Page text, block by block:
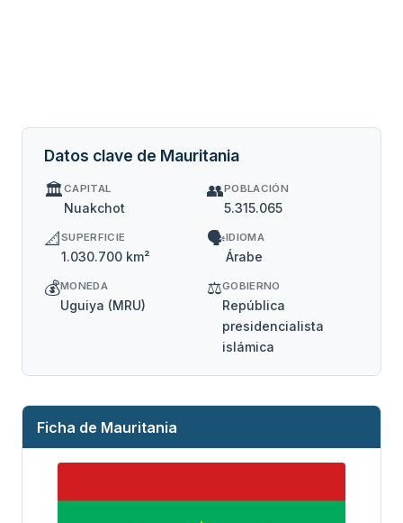
Datos clave de Mauritania
🏛️CAPITAL
Nuakchot
👥POBLACIÓN
5.315.065
📐SUPERFICIE
1.030.700 km²
🗣️IDIOMA
Árabe
💰MONEDA
Uguiya (MRU)
⚖️GOBIERNO
República
presidencialista
islámica
Ficha de Mauritania